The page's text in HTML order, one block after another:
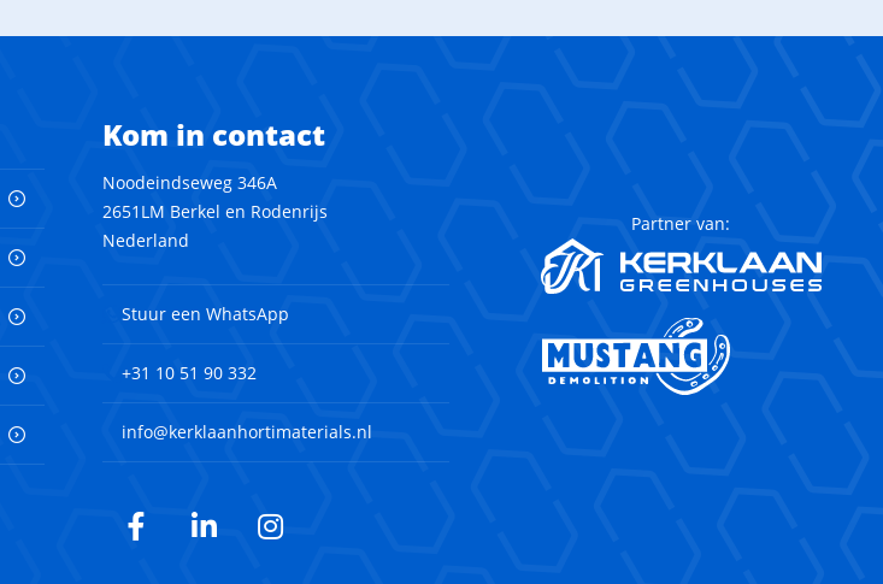
Kom in contact
Noodeindseweg 346A
2651LM Berkel en Rodenrijs
Nederland
Stuur een WhatsApp
+31 10 51 90 332
info@kerklaanhortimaterials.nl
Facebook
LinkedInInstagram
Partner van: